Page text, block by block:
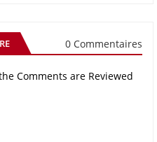
0 Commentaires
Comments are Reviewed